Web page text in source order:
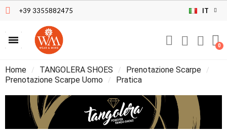
+39 3355882475 IT
Home TANGOLERA SHOES
Prenotazione Scarpe
Prenotazione Scarpe Uomo
Pratica